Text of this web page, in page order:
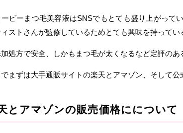
ービーまつ毛美容液はSNSでもとても盛り上がって
ストさんが監修しているためとても興味を持ってい
処方で安全、しかもまつ毛が太くなるなど定評のあ
まずは大手通販サイトの楽天とアマゾン、そして公
とアマゾンの販売価格にについて